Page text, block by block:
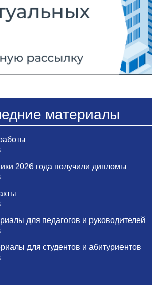
материалы
2026 года получили дипломы
для педагогов и руководителей
для студентов и абитуриентов